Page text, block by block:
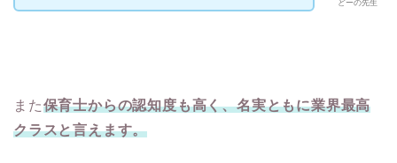
どーの先生
また保育士からの認知度も高く、名実ともに業界最高
クラスと言えます。